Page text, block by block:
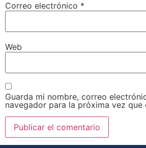
Correo electrónico *
Web
Guarda mi nombre, correo
navegador para la próxima vez que